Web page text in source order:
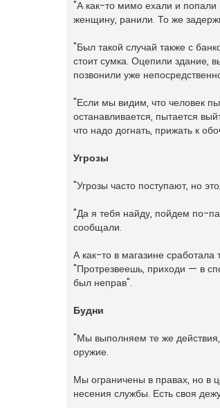
"А как-то мимо ехали и попали
женщину, ранили. То же
"Был такой случай также с
стоит сумка. Оцепили здание,
позвонили уже
"Если мы видим, что человек
останавливается, пытается
что надо догнать, прижать к
Угрозы
"Угрозы часто поступают, но
"Да я тебя найду, пойдем по-
сообщали.
А как-то в магазине
"Протрезвеешь, приходи — в
был неправ".
Будни
"Мы выполняем те же
оружие.
Мы ограничены в правах, но в
несения службы. Есть своя